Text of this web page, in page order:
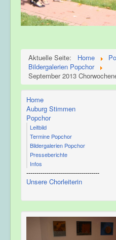
Aktuelle Seite: Home
Bildergalerien Popchor
September 2013
Home
Auburg Stimmen
Popchor
Leitbild
Termine Popchor
Bildergalerien Popchor
Presseberichte
Infos
------------------------------------
Unsere Chorleiterin